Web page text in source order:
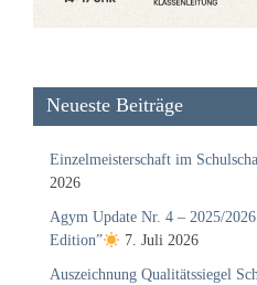
Neueste Beiträge
Einzelmeisterschaft im
2026
Agym Update Nr. 4 – 2025/2026
Edition”
7. Juli 2026
Auszeichnung Qualitätssiegel